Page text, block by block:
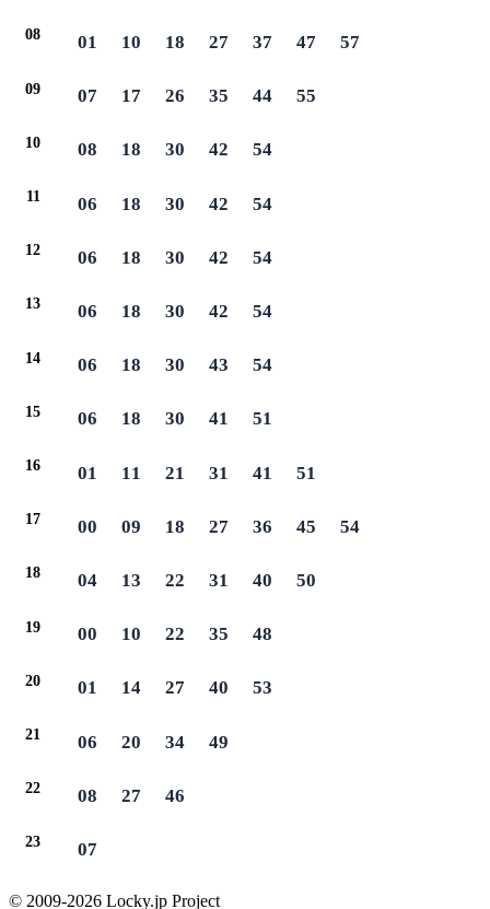
08 01 10 18 27 37 47 57
09 07 17 26 35 44 55
10 08 18 30 42 54
11 06 18 30 42 54
12 06 18 30 42 54
13 06 18 30 42 54
14 06 18 30 43 54
15 06 18 30 41 51
16 01 11 21 31 41 51
17 00 09 18 27 36 45 54
18 04 13 22 31 40 50
19 00 10 22 35 48
20 01 14 27 40 53
21 06 20 34 49
22 08 27 46
23 07
© 2009-2026 Locky.jp Project